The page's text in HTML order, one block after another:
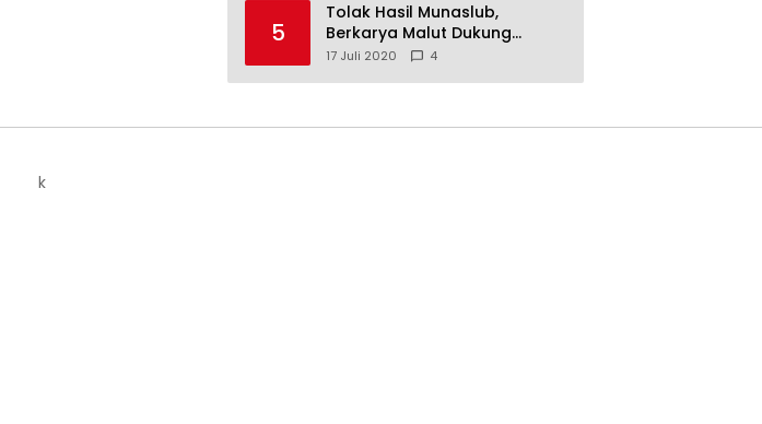
5
Tolak Hasil Munaslub,
Berkarya Malut Dukung
Tommy Soeharto
17 Juli 2020 4
k